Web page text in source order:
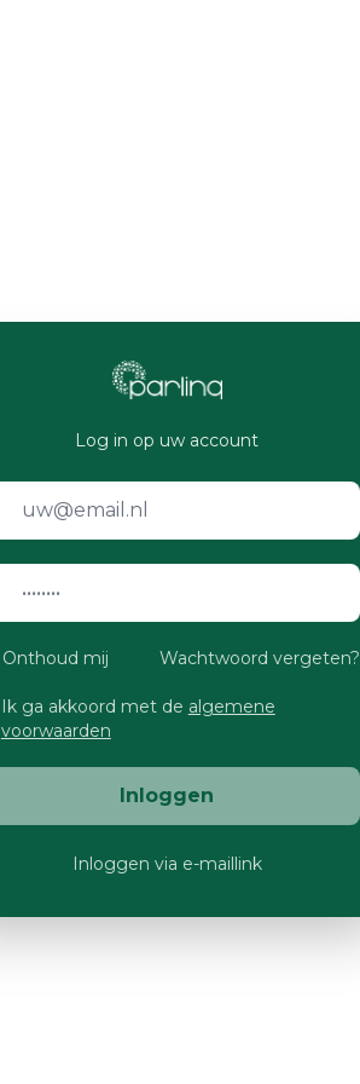
Log in op uw account
Onthoud mij Wachtwoord vergeten?
Ik ga akkoord met de algemene
voorwaarden
Inloggen
Inloggen via e-maillink